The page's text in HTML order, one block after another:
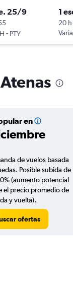
25/9
- PTY
1
20
en
de vuelos basada
Posible subida de
(aumento potencial
el precio promedio de
y vuelta).
ofertas